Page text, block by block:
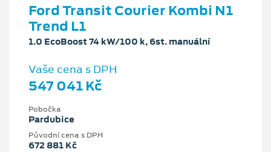
Ford Transit Courier Kombi N1
Trend L1
1.0 EcoBoost 74 kW/100 k, 6st. manuální
Vaše cena s DPH
547 041 Kč
Pobočka
Pardubice
Původní cena s DPH
672 881 Kč